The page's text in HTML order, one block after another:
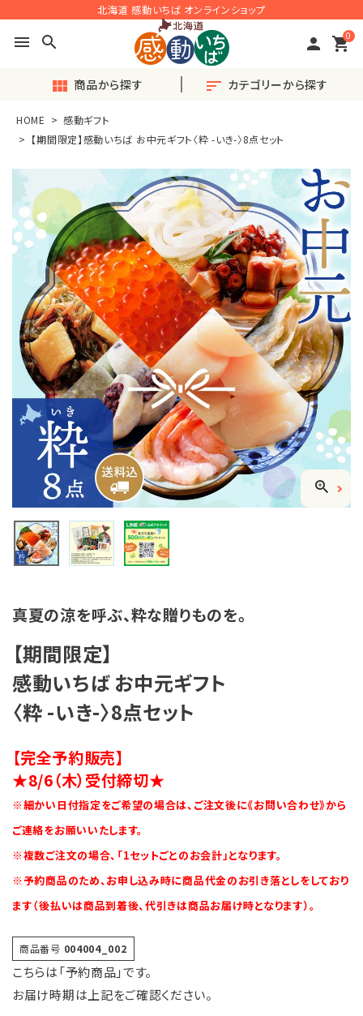
北海道 感動いちば オンラインショップ
menu search person 0
shopping_cart
view_module 商品から探す sort カテゴリーから探す
search
ACCOUNT MENU
ようこそ ゲスト 様
ログイン person 会員登録
◎おすすめ◎旬の産直品
♪毎月楽しい〈定期便〉
感動ギフト
セット商品
単品商品
感動いちばのこだわり
カンドーマガジン
とついようこの「浜ばか♡の部屋」
お客様の声〈レビュー紹介〉
ご利用ガイド
会員登録
ポイントについて
よくあるご質問
お問い合わせ
HOME
感動ギフト
【期間限定】感動いちば お中元ギフト〈粋 -いき-〉8点セット
真夏の涼を呼ぶ、粋な贈りものを。
【期間限定】
感動いちば お中元ギフト
〈粋 -いき-〉8点セット
【完全予約販売】
★8/6（木）受付締切★
※細かい日付指定をご希望の場合は、ご注文後に《お問い合わせ》から
ご連絡をお願いいたします。
※複数ご注文の場合、「1セットごとのお会計」となります。
※予約商品のため、お申し込み時に商品代金のお引き落としをしており
ます（後払いは商品到着後、代引きは商品お届け時となります）。
商品番号 004004_002
こちらは「予約商品」です。
お届け時期は上記をご確認ください。